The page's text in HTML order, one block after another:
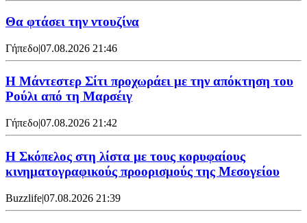
Θα φτάσει την ντουζίνα
Γήπεδο|07.08.2026 21:46
Η Μάντεστερ Σίτι προχωράει με την απόκτηση του
Ρούλι από τη Μαρσέιγ
Γήπεδο|07.08.2026 21:42
Η Σκόπελος στη λίστα με τους κορυφαίους
κινηματογραφικούς προορισμούς της Μεσογείου
Buzzlife|07.08.2026 21:39